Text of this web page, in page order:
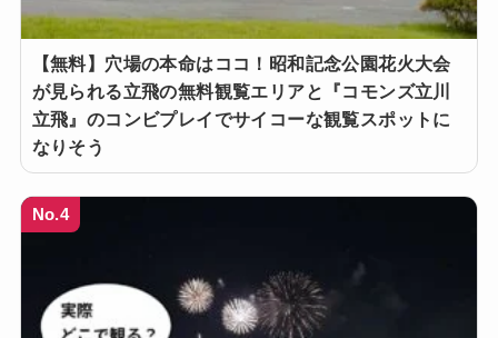
【無料】穴場の本命はココ！昭和記念公園花火大会
が見られる立飛の無料観覧エリアと『コモンズ立川
立飛』のコンビプレイでサイコーな観覧スポットに
なりそう
No.4